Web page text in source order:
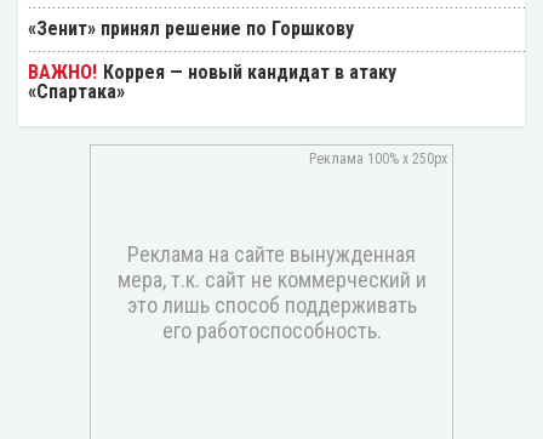
«Зенит» принял решение по Горшкову
Коррея — новый кандидат в атаку
«Спартака»